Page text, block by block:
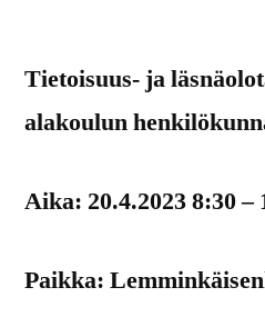
Tietoisuus- ja
alakoulun
Aika: 20.4.2023 8:30 –
Paikka: